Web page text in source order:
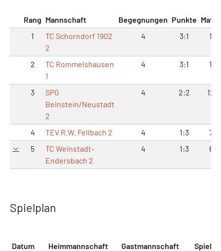
Rang Mannschaft Begegnungen Punkte
1
TC Schorndorf 1902
2
4 3:1
2
TC Rommelshausen
1
4 3:1
3
SPG
Beinstein/Neustadt
2
4 2:2
4 TEV R.W. Fellbach 2 4 1:3
5
TC Weinstadt-
Endersbach 2
4 1:3
Spielplan
Datum Heimmannschaft Gastmannschaft